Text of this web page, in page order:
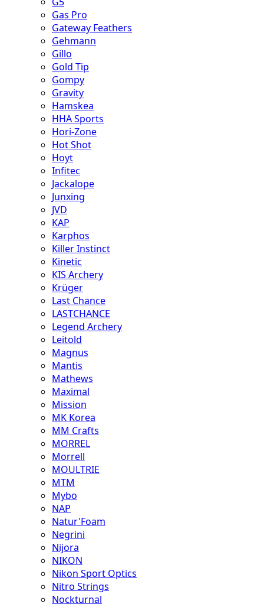
Gas Pro
Gateway Feathers
Gehmann
Gillo
Gold Tip
Gompy
Gravity
Hamskea
HHA Sports
Hori-Zone
Hot Shot
Hoyt
Infitec
Jackalope
Junxing
JVD
KAP
Karphos
Killer Instinct
Kinetic
KIS Archery
Krüger
Last Chance
LASTCHANCE
Legend Archery
Leitold
Magnus
Mantis
Mathews
Maximal
Mission
MK Korea
MM Crafts
MORREL
Morrell
MOULTRIE
MTM
Mybo
NAP
Natur'Foam
Negrini
Nijora
NIKON
Nikon Sport Optics
Nitro Strings
Nockturnal